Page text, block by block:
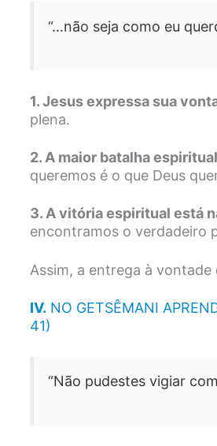
“…não seja como eu
1. Jesus expressa sua
plena.
2. A maior batalha
queremos é o que Deus
3. A vitória espiritual está
encontramos o verdadeiro
Assim, a entrega à
IV. NO GETSÊMANI
41)
“Não pudestes vigiar